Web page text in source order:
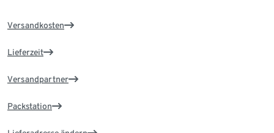
Versandkosten
Lieferzeit
Versandpartner
Packstation